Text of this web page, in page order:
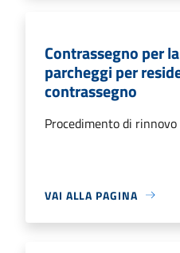
Contrassegno per
parcheggi per
contrassegno
Procedimento di
VAI ALLA PAGINA